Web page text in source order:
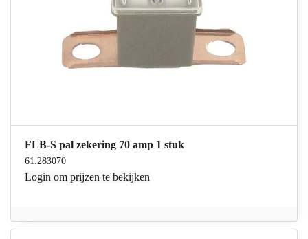
FLB-S pal zekering 70 amp 1 stuk
61.283070
Login om prijzen te bekijken